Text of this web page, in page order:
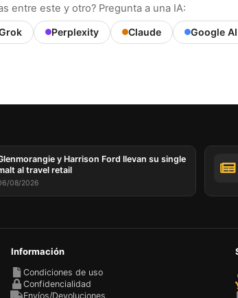
entre este y otro? Pregunta a una IA:
Perplexity Claude Google AI
y Harrison Ford llevan su single
al travel retail
08/2026
Información
Condiciones de uso
Confidencialidad
Envíos/Devoluciones